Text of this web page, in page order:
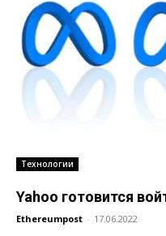
Технологии
Yahoo готовится
Ethereumpost - 17.06.2022